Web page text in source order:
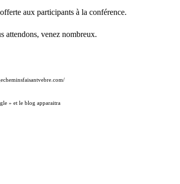
aux participants à la conférence.
attendons, venez nombreux.
» et le blog apparaitra